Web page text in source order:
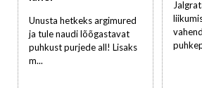
Unusta hetkeks argimured
ja tule naudi lõõgastavat
puhkust purjede all! Lisaks
m...